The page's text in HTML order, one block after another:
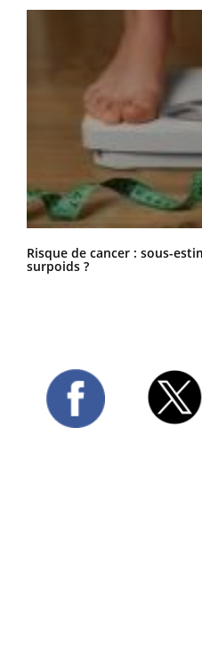
Risque de cancer : sous-
surpoids ?